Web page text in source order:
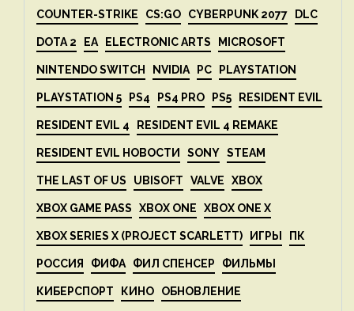
COUNTER-STRIKE CS:GO CYBERPUNK 2077 DLC
DOTA 2 EA ELECTRONIC ARTS MICROSOFT
NINTENDO SWITCH NVIDIA PC PLAYSTATION
PLAYSTATION 5 PS4 PS4 PRO PS5 RESIDENT EVIL
RESIDENT EVIL 4 RESIDENT EVIL 4 REMAKE
RESIDENT EVIL НОВОСТИ SONY STEAM
THE LAST OF US UBISOFT VALVE XBOX
XBOX GAME PASS XBOX ONE XBOX ONE X
XBOX SERIES X (PROJECT SCARLETT) ИГРЫ ПК
РОССИЯ ФИФА ФИЛ СПЕНСЕР ФИЛЬМЫ
КИБЕРСПОРТ КИНО ОБНОВЛЕНИЕ